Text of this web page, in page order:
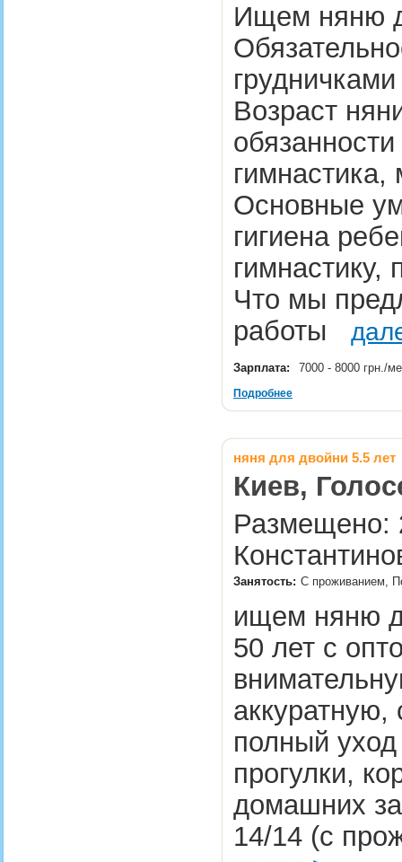
Ищем няню
Возраст
Основные
гигиена
Что мы
работы
Зарплата: 7000 - 8000 грн./
Подробнее
няня для двойни 5.5 лет
Киев,
Размещено:
Занятость: С проживанием,
ищем няню
50 лет с
аккуратную,
полный
прогулки,
домашних
14/14 (с